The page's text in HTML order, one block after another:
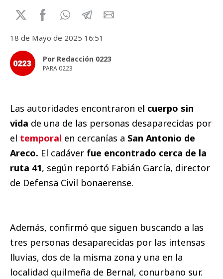
18 de Mayo de 2025 16:51
Por Redacción 0223
PARA 0223
Las autoridades encontraron el cuerpo sin
vida de una de las personas desaparecidas por
el temporal en cercanías a San Antonio de
Areco. El cadáver fue encontrado cerca de la
ruta 41, según reportó Fabián García, director
de Defensa Civil bonaerense.
Además, confirmó que siguen buscando a las
tres personas desaparecidas por las intensas
lluvias, dos de la misma zona y una en la
localidad quilmeña de Bernal, conurbano sur.